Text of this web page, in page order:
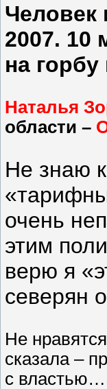
Человек
2007. 10
на
Наталья
области –
Не знаю
очень
этим
верю я
северян
Не
сказала –
с